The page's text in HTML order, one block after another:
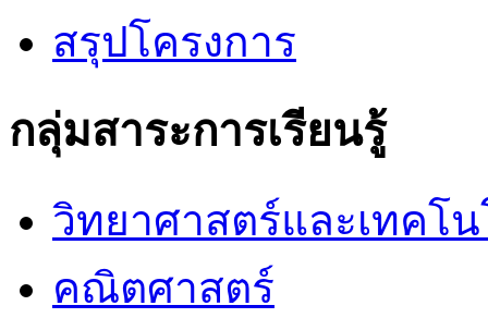
สรุปโครงการ
กลุ่มสาระการเรียนรู้
วิทยาศาสตร์และเทคโ
คณิตศาสตร์